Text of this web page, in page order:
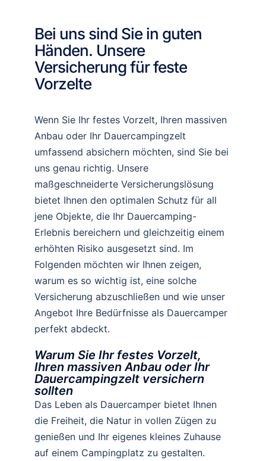
Bei uns sind Sie in guten
Händen. Unsere
Versicherung für feste
Vorzelte
Wenn Sie Ihr festes Vorzelt, Ihren massiven
Anbau oder Ihr Dauercampingzelt
umfassend absichern möchten, sind Sie bei
uns genau richtig. Unsere
maßgeschneiderte Versicherungslösung
bietet Ihnen den optimalen Schutz für all
jene Objekte, die Ihr Dauercamping-
Erlebnis bereichern und gleichzeitig einem
erhöhten Risiko ausgesetzt sind. Im
Folgenden möchten wir Ihnen zeigen,
warum es so wichtig ist, eine solche
Versicherung abzuschließen und wie unser
Angebot Ihre Bedürfnisse als Dauercamper
perfekt abdeckt.
Warum Sie Ihr festes Vorzelt,
Ihren massiven Anbau oder Ihr
Dauercampingzelt versichern
sollten
Das Leben als Dauercamper bietet Ihnen
die Freiheit, die Natur in vollen Zügen zu
genießen und Ihr eigenes kleines Zuhause
auf einem Campingplatz zu gestalten.